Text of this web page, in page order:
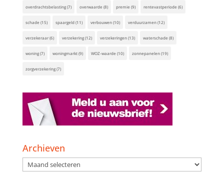
overdrachtsbelasting(7) overwaarde (8) premie (9) rentevastperiode (6)
schade (15) spaargeld(11) verbouwen(10) verduurzamen(12)
verzekeraar(6) verzekering(12) verzekeringen(13) waterschade (8)
woning(7) woningmarkt(9) WOZ-waarde (10) zonnepanelen(19)
zorgverzekering(7)
Archieven
Archieven